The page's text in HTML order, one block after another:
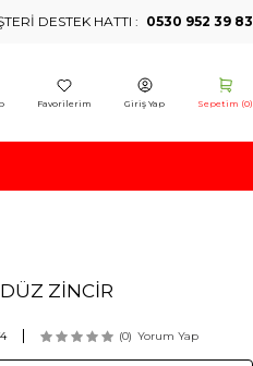
DESTEK HATTI : 0530 952 39 83
Favorilerim Giriş Yap Sepetim (0)
ZİNCİR
(0) Yorum Yap